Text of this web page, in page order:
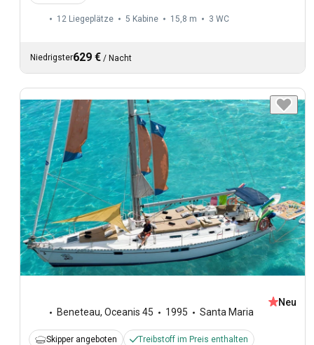
12 Liegeplätze 5 Kabine 15,8 m 3 WC
Niedrigster629 € / Nacht
Beneteau, Oceanis 45 1995 Santa Maria
Neu
Skipper angeboten Treibstoff im Preis enthalten